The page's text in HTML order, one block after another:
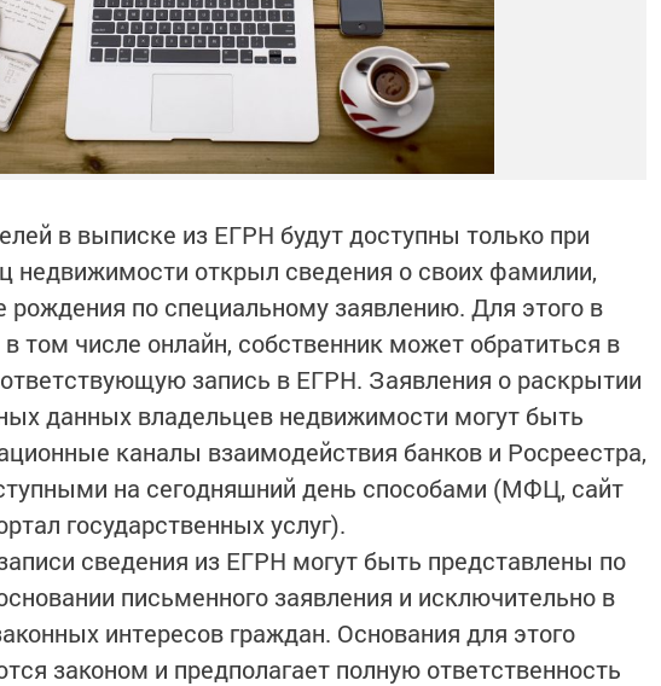
в выписке из ЕГРН будут доступны только при
недвижимости открыл сведения о своих фамилии,
рождения по специальному заявлению. Для этого в
том числе онлайн, собственник может обратиться в
запись в ЕГРН. Заявления о раскрытии
данных владельцев недвижимости могут быть
каналы взаимодействия банков и Росреестра,
на сегодняшний день способами (МФЦ, сайт
государственных услуг).
сведения из ЕГРН могут быть представлены по
письменного заявления и исключительно в
интересов граждан. Основания для этого
законом и предполагает полную ответственность